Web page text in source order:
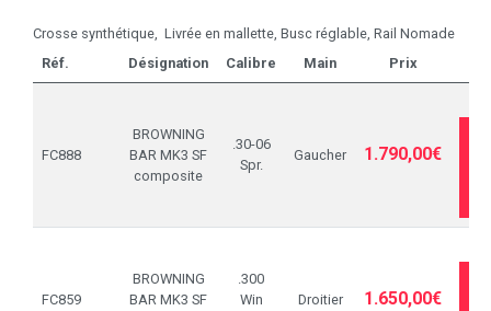
Crosse synthétique, Livrée en mallette, Busc réglable, Rail Nomade
Réf.
Désignation Calibre Main Prix
FC888
BROWNING
BAR MK3 SF
composite
.30-06
Spr.
Gaucher 1.790,00€
FC859
BROWNING
BAR MK3 SF
.300
Win
Droitier 1.650,00€